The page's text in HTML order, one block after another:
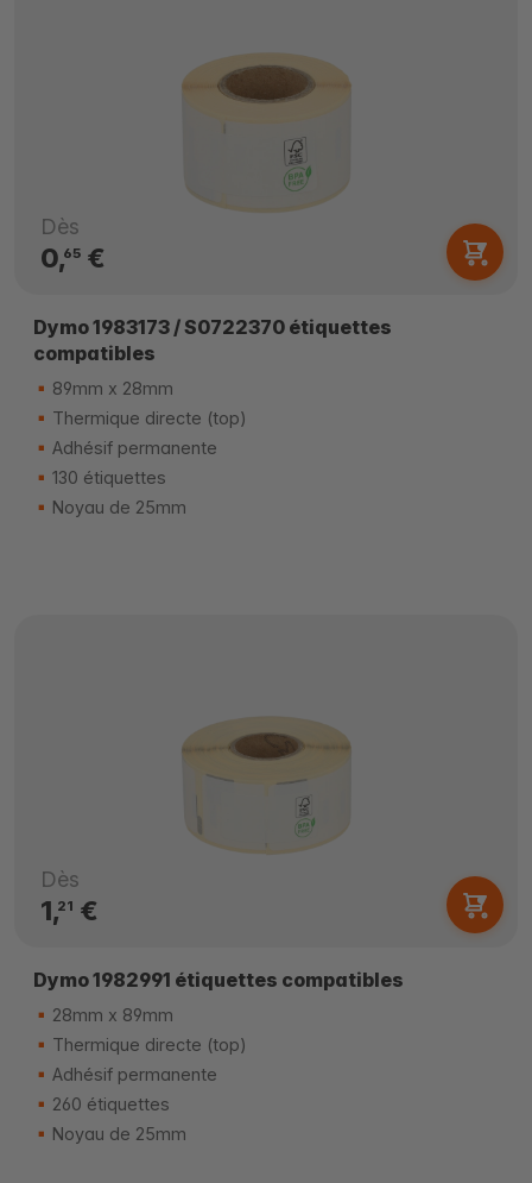
Dès
0,65€
Dymo 1983173 / S0722370 étiquettes
compatibles
89mm x 28mm
Thermique directe (top)
Adhésif permanente
130 étiquettes
Noyau de 25mm
Dès
1,21 €
Dymo 1982991 étiquettes compatibles
28mm x 89mm
Thermique directe (top)
Adhésif permanente
260 étiquettes
Noyau de 25mm